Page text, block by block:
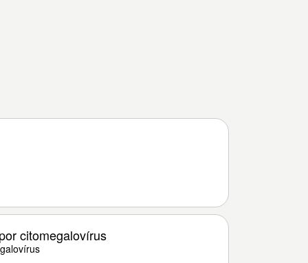
citomegalovírus